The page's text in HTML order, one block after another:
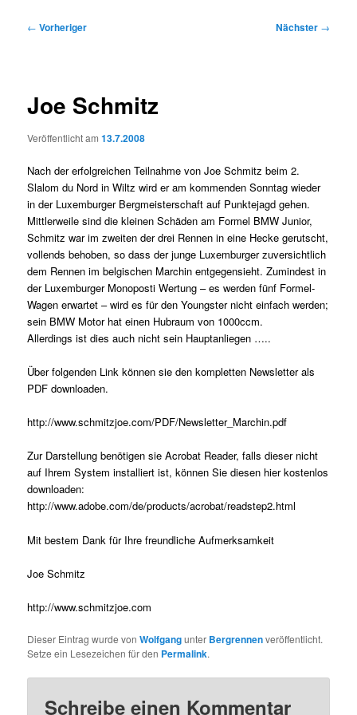
Beitragsnavigation
← Vorheriger Nächster →
Joe Schmitz
Veröffentlicht am13.7.2008
Nach der erfolgreichen Teilnahme von Joe Schmitz beim 2.
Slalom du Nord in Wiltz wird er am kommenden Sonntag wieder
in der Luxemburger Bergmeisterschaft auf Punktejagd gehen.
Mittlerweile sind die kleinen Schäden am Formel BMW Junior,
Schmitz war im zweiten der drei Rennen in eine Hecke gerutscht,
vollends behoben, so dass der junge Luxemburger zuversichtlich
dem Rennen im belgischen Marchin entgegensieht. Zumindest in
der Luxemburger Monoposti Wertung – es werden fünf Formel-
Wagen erwartet – wird es für den Youngster nicht einfach werden;
sein BMW Motor hat einen Hubraum von 1000ccm.
Allerdings ist dies auch nicht sein Hauptanliegen …..
Über folgenden Link können sie den kompletten Newsletter als
PDF downloaden.
http://www.schmitzjoe.com/PDF/Newsletter_Marchin.pdf
Zur Darstellung benötigen sie Acrobat Reader, falls dieser nicht
auf Ihrem System installiert ist, können Sie diesen hier kostenlos
downloaden:
http://www.adobe.com/de/products/acrobat/readstep2.html
Mit bestem Dank für Ihre freundliche Aufmerksamkeit
Joe Schmitz
http://www.schmitzjoe.com
Dieser Eintrag wurde vonWolfgangunter Bergrennenveröffentlicht.
Setze ein Lesezeichen für den Permalink.
Schreibe einen Kommentar